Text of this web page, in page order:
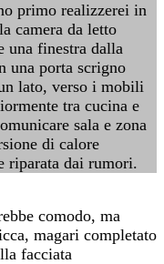
primo realizzerei in
camera da letto
una finestra dalla
una porta scrigno
lato, verso i mobili
tra cucina e
sala e zona
di calore
riparata dai rumori.
comodo, ma
magari completato
facciata